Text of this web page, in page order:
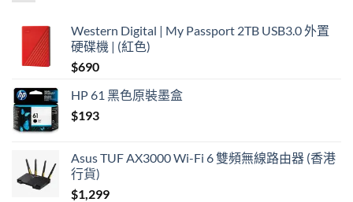
Western Digital | My Passport 2TB USB3.0 外置
硬碟機 | (紅色)
$690
HP 61 黑色原裝墨盒
$193
Asus TUF AX3000 Wi-Fi 6 雙頻無線路由器 (香港
行貨)
$1,299